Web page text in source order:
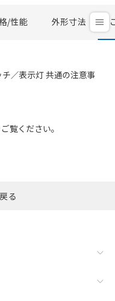
/性能 外形寸法
／表示灯 共通の注意事
覧ください。
る